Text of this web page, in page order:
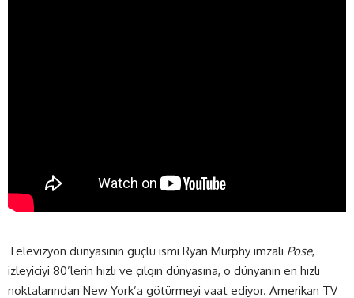
Televizyon dünyasının güçlü ismi Ryan Murphy imzalı Pose,
izleyiciyi 80’lerin hızlı ve çılgın dünyasına, o dünyanın en hızlı
noktalarından New York’a götürmeyi vaat ediyor. Amerikan TV